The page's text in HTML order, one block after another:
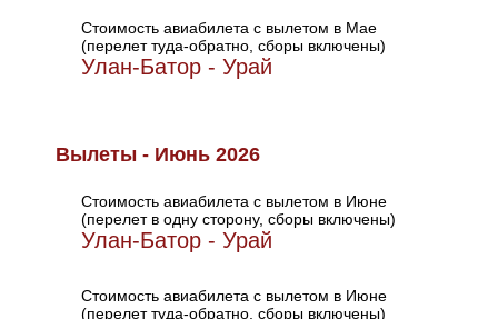
Стоимость авиабилета с вылетом в Мае
(перелет туда-обратно, сборы включены)
Улан-Батор - Урай
Вылеты - Июнь 2026
Стоимость авиабилета с вылетом в Июне
(перелет в одну сторону, сборы включены)
Улан-Батор - Урай
Стоимость авиабилета с вылетом в Июне
(перелет туда-обратно, сборы включены)